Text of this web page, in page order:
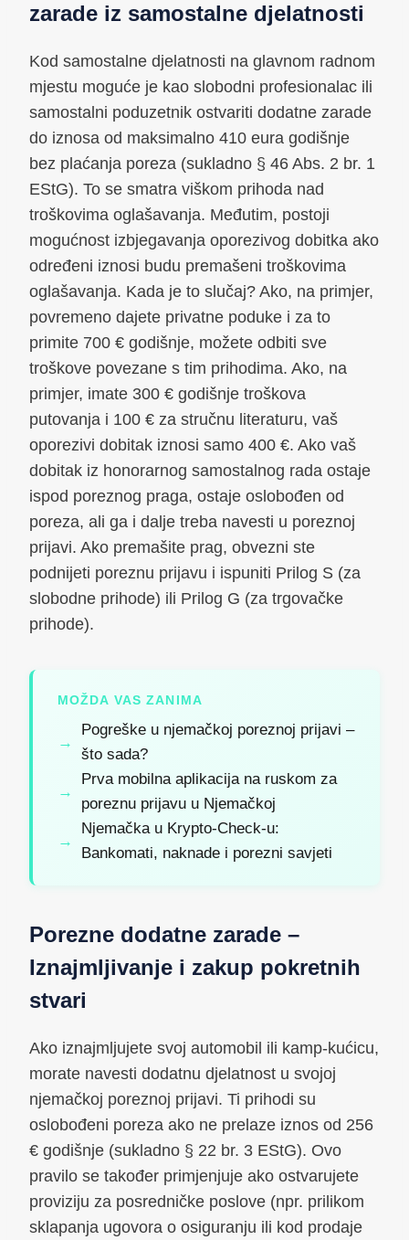
zarade iz samostalne djelatnosti
Kod samostalne djelatnosti na glavnom radnom
mjestu moguće je kao slobodni profesionalac ili
samostalni poduzetnik ostvariti dodatne zarade
do iznosa od maksimalno 410 eura godišnje
bez plaćanja poreza (sukladno § 46 Abs. 2 br. 1
EStG). To se smatra viškom prihoda nad
troškovima oglašavanja. Međutim, postoji
mogućnost izbjegavanja oporezivog dobitka ako
određeni iznosi budu premašeni troškovima
oglašavanja. Kada je to slučaj? Ako, na primjer,
povremeno dajete privatne poduke i za to
primite 700 € godišnje, možete odbiti sve
troškove povezane s tim prihodima. Ako, na
primjer, imate 300 € godišnje troškova
putovanja i 100 € za stručnu literaturu, vaš
oporezivi dobitak iznosi samo 400 €. Ako vaš
dobitak iz honorarnog samostalnog rada ostaje
ispod poreznog praga, ostaje oslobođen od
poreza, ali ga i dalje treba navesti u poreznoj
prijavi. Ako premašite prag, obvezni ste
podnijeti poreznu prijavu i ispuniti Prilog S (za
slobodne prihode) ili Prilog G (za trgovačke
prihode).
MOŽDA VAS ZANIMA
Pogreške u njemačkoj poreznoj prijavi –
što sada?
Prva mobilna aplikacija na ruskom za
poreznu prijavu u Njemačkoj
Njemačka u Krypto-Check-u:
Bankomati, naknade i porezni savjeti
Porezne dodatne zarade –
Iznajmljivanje i zakup pokretnih
stvari
Ako iznajmljujete svoj automobil ili kamp-kućicu,
morate navesti dodatnu djelatnost u svojoj
njemačkoj poreznoj prijavi. Ti prihodi su
oslobođeni poreza ako ne prelaze iznos od 256
€ godišnje (sukladno § 22 br. 3 EStG). Ovo
pravilo se također primjenjuje ako ostvarujete
proviziju za posredničke poslove (npr. prilikom
sklapanja ugovora o osiguranju ili kod prodaje